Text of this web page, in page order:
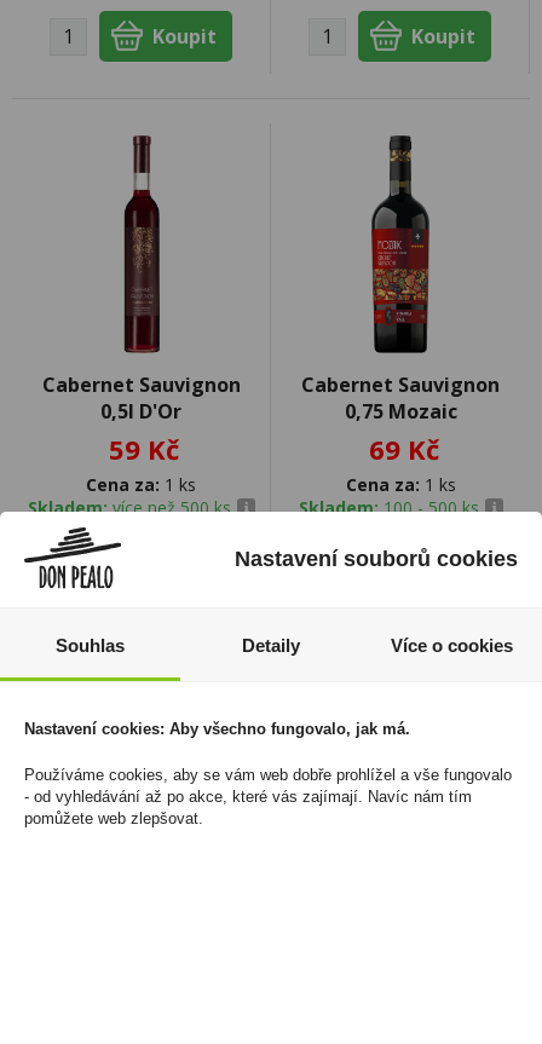
Cabernet Sauvignon
0,5l D'Or
59 Kč
Cena za: 1 ks
Skladem:více než 500 ks
Cabernet Sauvignon
0,75 Mozaic
69 Kč
Cena za: 1 ks
Skladem:100 - 500 ks
Nastavení souborů cookies
Souhlas Detaily Více o cookies
Nastavení cookies: Aby všechno fungovalo, jak má.
Používáme cookies, aby se vám web dobře prohlížel a vše fungovalo
- od vyhledávání až po akce, které vás zajímají. Navíc nám tím
pomůžete web zlepšovat.